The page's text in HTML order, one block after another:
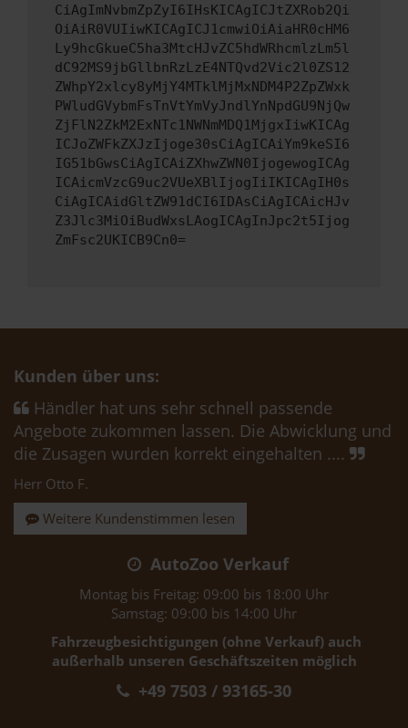
CiAgImNvbmZpZyI6IHsKICAgICJtZXRob2Qi
OiAiR0VUIiwKICAgICJ1cmwiOiAiaHR0cHM6
Ly9hcGkueC5ha3MtcHJvZC5hdWRhcmlzLm5l
dC92MS9jbGllbnRzLzE4NTQvd2Vic2l0ZS12
ZWhpY2xlcy8yMjY4MTklMjMxNDM4P2ZpZWxk
PWludGVybmFsTnVtYmVyJndlYnNpdGU9NjQw
ZjFlN2ZkM2ExNTc1NWNmMDQ1MjgxIiwKICAg
ICJoZWFkZXJzIjoge30sCiAgICAiYm9keSI6
IG51bGwsCiAgICAiZXhwZWN0IjogewogICAg
ICAicmVzcG9uc2VUeXBlIjogIiIKICAgIH0s
CiAgICAidGltZW91dCI6IDAsCiAgICAicHJv
Z3Jlc3MiOiBudWxsLAogICAgInJpc2t5Ijog
ZmFsc2UKICB9Cn0=
Kunden über uns:
Händler hat uns sehr schnell passende
Angebote zukommen lassen. Die Abwicklung und
die Zusagen wurden korrekt eingehalten ....
Herr Otto F.
Weitere Kundenstimmen lesen
AutoZoo Verkauf
Montag bis Freitag: 09:00 bis 18:00 Uhr
Samstag: 09:00 bis 14:00 Uhr
Fahrzeugbesichtigungen (ohne Verkauf) auch
außerhalb unseren Geschäftszeiten möglich
+49 7503 / 93165-30